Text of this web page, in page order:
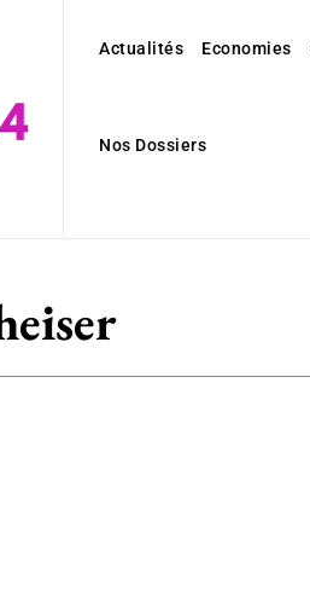
Actualités Economies
Nos Dossiers